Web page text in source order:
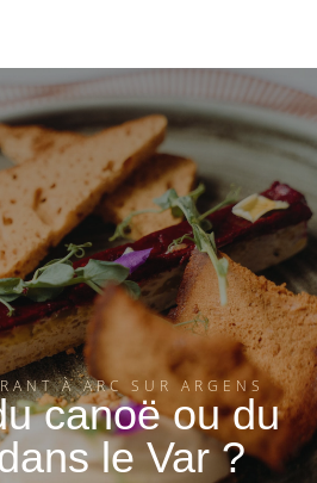
À ARC SUR ARGENS
canoë ou du
le Var ?